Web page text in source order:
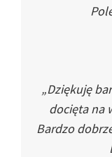
„Dziękuję
docięta na
Bardzo